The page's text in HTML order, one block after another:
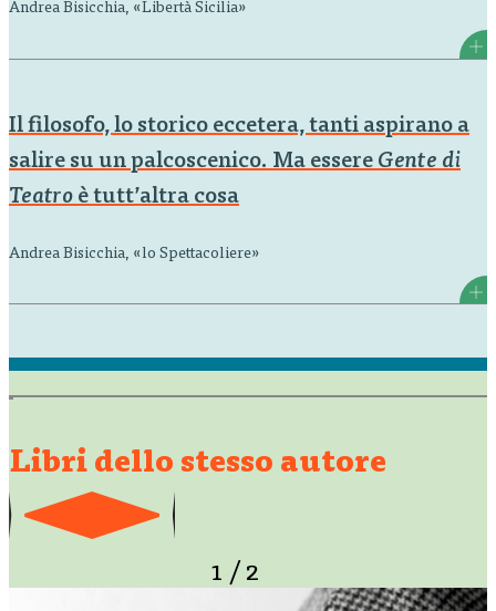
Andrea Bisicchia, «Libertà Sicilia»
Il filosofo, lo storico eccetera, tanti aspirano a
salire su un palcoscenico. Ma essere Gente di
Teatro è tutt’altra cosa
Andrea Bisicchia, «lo Spettacoliere»
Libri dello stesso autore
1 / 2